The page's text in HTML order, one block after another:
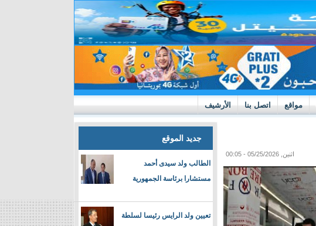
مواقع اتصل بنا الأرشيف
اثنين, 05/25/2026 - 00:05
جديد الموقع
الطالب ولد سيدى أحمد
مستشارا برئاسة الجمهورية
تعيين ولد الرايس رئيسا لسلطة